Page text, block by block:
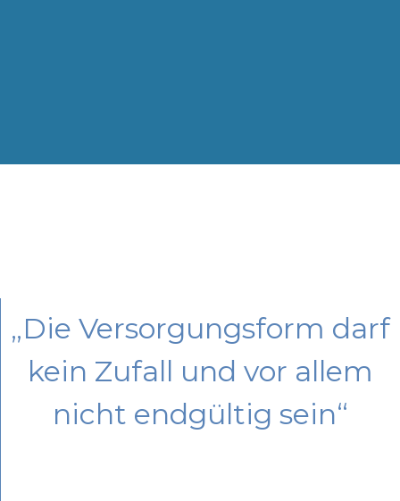
„Die Versorgungsform darf
kein Zufall und vor allem
nicht endgültig sein“